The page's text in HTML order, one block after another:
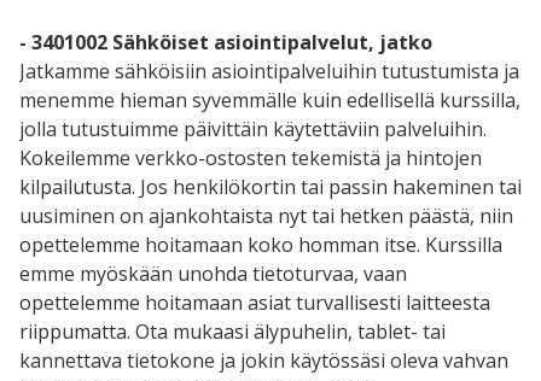
- 3401002 Sähköiset asiointipalvelut, jatko
Jatkamme sähköisiin asiointipalveluihin tutustumista ja
menemme hieman syvemmälle kuin edellisellä kurssilla,
jolla tutustuimme päivittäin käytettäviin palveluihin.
Kokeilemme verkko-ostosten tekemistä ja hintojen
kilpailutusta. Jos henkilökortin tai passin hakeminen tai
uusiminen on ajankohtaista nyt tai hetken päästä, niin
opettelemme hoitamaan koko homman itse. Kurssilla
emme myöskään unohda tietoturvaa, vaan
opettelemme hoitamaan asiat turvallisesti laitteesta
riippumatta. Ota mukaasi älypuhelin, tablet- tai
kannettava tietokone ja jokin käytössäsi oleva vahvan